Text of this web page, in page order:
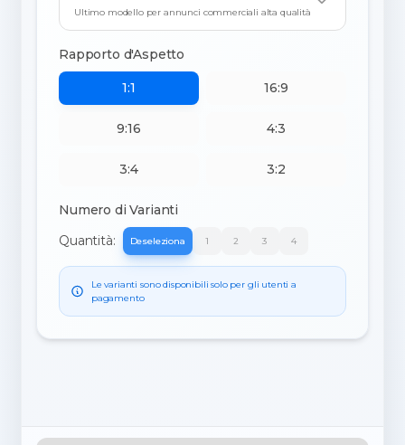
Ultimo modello per annunci commerciali alta qualità
Rapporto d'Aspetto
1:1 16:9
9:16 4:3
3:4 3:2
Numero di Varianti
Quantità:
Deseleziona 1 2 3 4
Le varianti sono disponibili solo per gli utenti a
pagamento